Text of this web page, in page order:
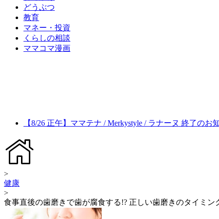
どうぶつ
教育
マネー・投資
くらしの相談
ママコマ漫画
【8/26 正午】ママテナ / Merkystyle / ラナーヌ 終了のお
>
健康
>
食事直後の歯磨きで歯が腐食する!? 正しい歯磨きのタイミン